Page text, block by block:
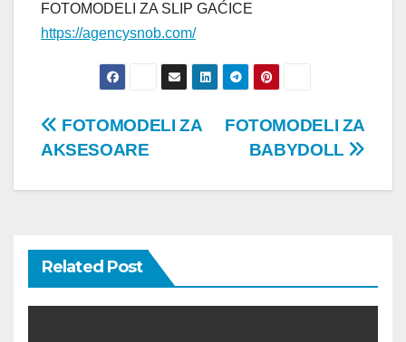
FOTOMODELI ZA SLIP GAĆICE
https://agencysnob.com/
Post
FOTOMODELI ZA
BABYDOLL
FOTOMODELI ZA
AKSESOARE
Related Post